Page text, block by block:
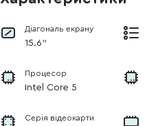
Діагональ екрану
15.6"
Процесор
Intel Core 5
Серія відеокарти